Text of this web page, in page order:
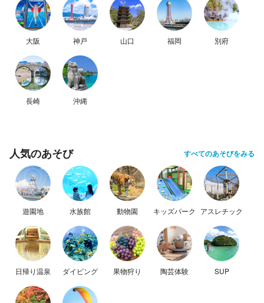
大阪 神戸 山口 福岡 別府
長崎 沖縄
人気のあそび すべてのあそびをみる
遊園地 水族館 動物園 キッズパーク アスレチック
日帰り温泉 ダイビング 果物狩り 陶芸体験 SUP